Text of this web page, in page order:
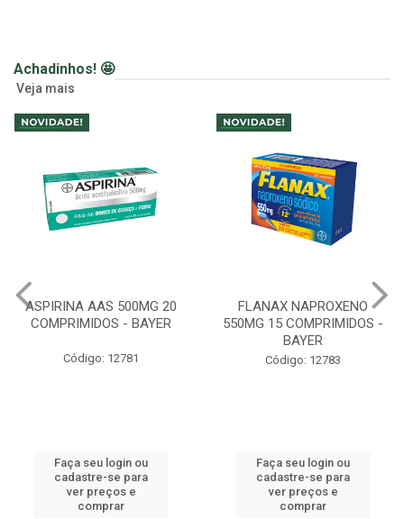
Achadinhos! 🤩
Veja mais
FLANAX NAPROXENO
550MG 15 COMPRIMIDOS -
Código: 12783
Faça seu login ou
cadastre-se para
ver preços e
comprar
SABONETE HIDRATANTE
CREMOSO RELAX 200ML
LAVANDA - WELEDA
Código: 12159
Faça seu login ou
cadastre-se para
ver preços e
comprar